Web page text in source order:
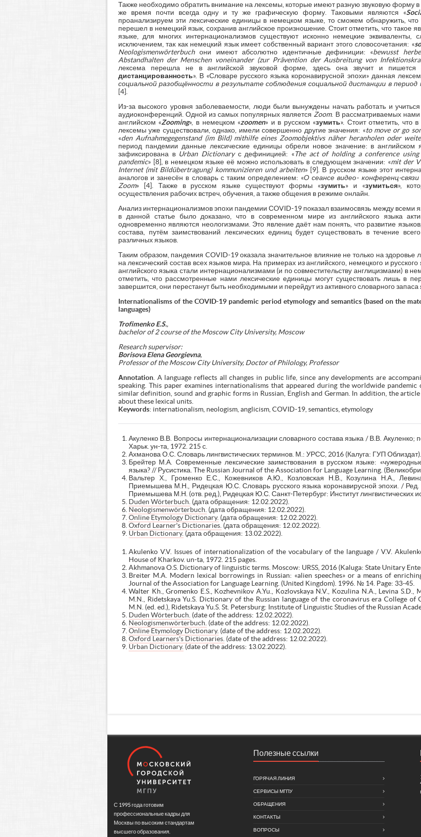
Также необходимо обратить внимание на лексемы, которые имеют разную звуковую форму
же время почти всегда одну и ту же графическую форму. Таковыми являются «
проанализируем эти лексические единицы в немецком языке, то сможем обнаружить,
перешел в немецкий язык, сохранив английское произношение. Стоит отметить, что такое
языке, для многих интернационализмов существуют исконно немецкие эквиваленты,
исключением, так как немецкий язык имеет собственный вариант этого словосочетания: «
Neologismenwörterbuchони имеют абсолютно идентичные дефиниции: «bewusst
Abstandhalten der Menschen voneinander (zur Prävention der Ausbreitung von
лексема перешла не в английской звуковой форме, здесь она звучит и
дистанцированность». В «Словаре русского языка коронавирусной эпохи» данная
социальной разобщённости в результате соблюдения социальной дистанции в период
[4].
Из-за высокого уровня заболеваемости, люди были вынуждены начать работать и
аудиоконференций. Одной из самых популярных является Zoom. В рассматриваемых нами
английском «Zooming», в немецком «zoomen» и в русском «зумить». Стоит отметить, что
лексемы уже существовали, однако, имели совершенно другие значения: «to move or go
«den Aufnahmegegenstand (im Bild) mithilfe eines Zoomobjektivs näher heranholen oder
период пандемии данные лексические единицы обрели новое значение: в
зафиксирована в Urban Dictionaryс дефиницией: «The act of holding a conference
pandemic» [8], в немецком языке её можно использовать в следующем значении: «mit der
Internet (mit Bildübertragung) kommunizieren und arbeiten» [9]. В русском языке этот
аналогов и занесён в словарь с таким определением: «О сеансе видео- конференц-
Zoom» [4]. Также в русском языке существуют формы «зумить» и «зумиться»,
осуществления рабочих встреч, обучения, а также общения в режиме онлайн.
Анализ интернационализмов эпохи пандемии СOVID-19 показал взаимосвязь между всеми
в данной статье было доказано, что в современном мире из английского языка
одновременно являются неологизмами. Это явление даёт нам понять, что развитие
состава, путём заимствований лексических единиц будет существовать в течение
различных языков.
Таким образом, пандемия COVID-19 оказала значительное влияние не только на здоровье
на лексический состав всех языков мира. На примерах из английского, немецкого и
английского языка стали интернационализмами (и по совместительству англицизмами) в
отметить, что рассмотренные нами лексические единицы могут существовать лишь в
завершится, они перестанут быть необходимыми и перейдут из активного словарного запаса
Internationalisms of the COVID-19 pandemic period etymology and semantics (based on the
languages)
Trofimenko E.S.,
bachelor of 2 course of the Moscow City University, Moscow
Research supervisor:
Borisova Elena Georgievna,
Professor of the Moscow City University, Doctor of Philology, Professor
Аnnotation. A language reflects all changes in public life, since any developments are
speaking. This paper examines internationalisms that appeared during the worldwide
similar definition, sound and graphic forms in Russian, English and German. In addition, the
about these lexical units.
Keywords: internationalism, neologism, anglicism, COVID-19, semantics, etymology
Акуленко В.В. Вопросы интернационализации словарного состава языка / В.В. Акуленко;
Харьк. ун-та, 1972. 215 с.
Ахманова О.С. Словарь лингвистических терминов. М.: УРСС, 2016 (Калуга: ГУП Облиздат).
Брейтер М.А. Современные лексические заимствования в русском языке:
языка? // Русистика. The Russian Journal of the Association for Language Learning.
Вальтер Х., Громенко Е.С., Кожевников А.Ю., Козловская Н.В., Козулина Н.А.,
Приемышева М.Н., Ридецкая Ю.С. Словарь русского языка коронавирусной эпохи. / Ред.
Приемышева М.Н. (отв. ред.), Ридецкая Ю.С. Санкт-Петербург: Институт лингвистических
Duden Wörterbuch. (дата обращения: 12.02.2022).
Neologismenwörterbuch. (дата обращения: 12.02.2022).
Online Etymology Dictionary. (дата обращения: 12.02.2022).
Oxford Learner's Dictionaries. (дата обращения: 12.02.2022).
Urban Dictionary. (дата обращения: 13.02.2022).
Akulenko V.V. Issues of internationalization of the vocabulary of the language / V.V.
House of Kharkov. un-ta, 1972. 215 pages.
Akhmanova O.S. Dictionary of linguistic terms. Moscow: URSS, 2016 (Kaluga: State Unitary
Breiter M.A. Modern lexical borrowings in Russian: «alien speeches» or a means of
Journal of the Association for Language Learning. (United Kingdom). 1996. № 14. Page: 33-45.
Walter Kh., Gromenko E.S., Kozhevnikov A.Yu., Kozlovskaya N.V., Kozulina N.A., Levina S.D.,
M.N., Ridetskaya Yu.S. Dictionary of the Russian language of the coronavirus era College of
M.N. (ed. ed.), Ridetskaya Yu.S. St. Petersburg: Institute of Linguistic Studies of the Russian
Duden Wörterbuch. (date of the address: 12.02.2022).
Neologismenwörterbuch. (date of the address: 12.02.2022).
Online Etymology Dictionary. (date of the address: 12.02.2022).
Oxford Learners's Dictionaries. (date of the address: 12.02.2022).
Urban Dictionary. (date of the address: 13.02.2022).
С 1995 года готовим
профессиональные кадры для
Москвы по высоким стандартам
высшего образования.
Полезные ссылки
ГОРЯЧАЯ ЛИНИЯ
СЕРВИСЫ МГПУ
ОБРАЩЕНИЯ
КОНТАКТЫ
ВОПРОСЫ